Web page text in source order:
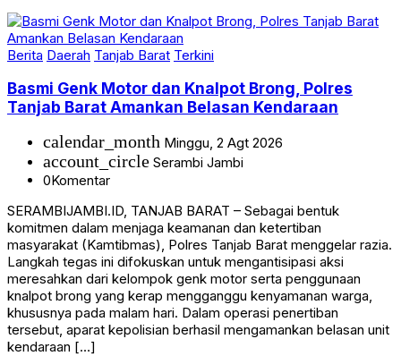
Berita Daerah Tanjab Barat Terkini
Basmi Genk Motor dan Knalpot Brong, Polres
Tanjab Barat Amankan Belasan Kendaraan
calendar_month Minggu, 2 Agt 2026
account_circle Serambi Jambi
0Komentar
SERAMBIJAMBI.ID, TANJAB BARAT – Sebagai bentuk
komitmen dalam menjaga keamanan dan ketertiban
masyarakat (Kamtibmas), Polres Tanjab Barat menggelar razia.
Langkah tegas ini difokuskan untuk mengantisipasi aksi
meresahkan dari kelompok genk motor serta penggunaan
knalpot brong yang kerap mengganggu kenyamanan warga,
khususnya pada malam hari. Dalam operasi penertiban
tersebut, aparat kepolisian berhasil mengamankan belasan unit
kendaraan […]